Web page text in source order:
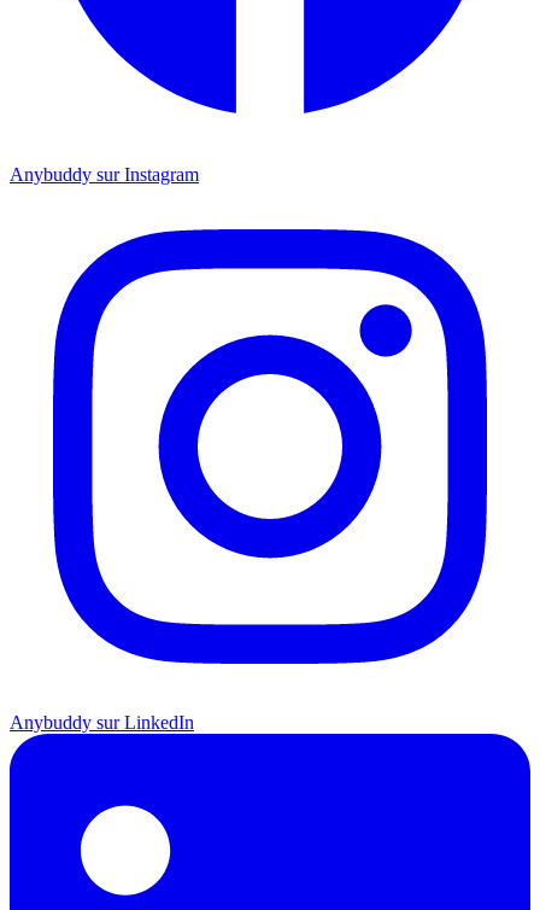
Anybuddy sur Instagram
Anybuddy sur LinkedIn